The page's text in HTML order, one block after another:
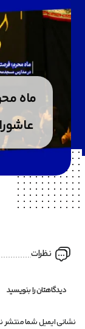
ماه
نظرات
دیدگاهتان را بنویسید
نشانی ایمیل شما